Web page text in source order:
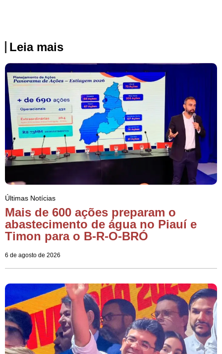
Leia mais
Últimas Notícias
Mais de 600 ações preparam o
abastecimento de água no Piauí e
Timon para o B-R-O-BRÓ
6 de agosto de 2026